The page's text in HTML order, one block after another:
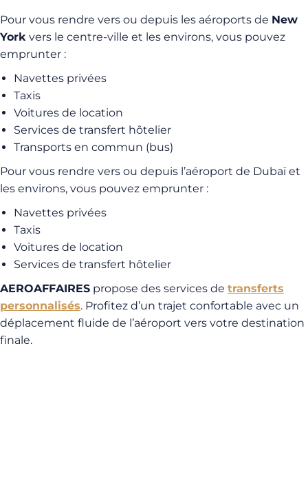
Pour vous rendre vers ou depuis les aéroports de New
York vers le centre-ville et les environs, vous pouvez
emprunter :
Navettes privées
Taxis
Voitures de location
Services de transfert hôtelier
Transports en commun (bus)
Pour vous rendre vers ou depuis l’aéroport de Dubaï et
les environs, vous pouvez emprunter :
Navettes privées
Taxis
Voitures de location
Services de transfert hôtelier
AEROAFFAIRES propose des services de transferts
personnalisés. Profitez d’un trajet confortable avec un
déplacement fluide de l’aéroport vers votre destination
finale.